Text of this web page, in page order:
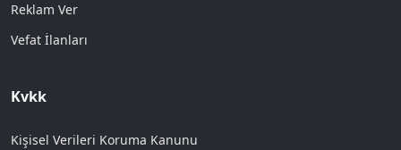
Reklam Ver
Vefat İlanları
Kvkk
Kişisel Verileri Koruma Kanunu